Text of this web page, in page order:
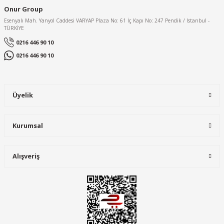
Onur Group
Esenyalı Mah. Yanyol Caddesi VARYAP Plaza No: 61 İç Kapı No: 247 Pendik / Istanbul -
TÜRKİYE
0216 446 90 10
0216 446 90 10
Üyelik
Kurumsal
Alışveriş